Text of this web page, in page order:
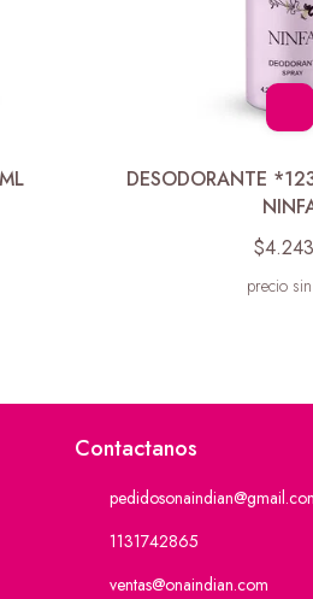
DESODORANTE
$4.243
precio
Contactanos
1131742865
ventas@onaindian.com